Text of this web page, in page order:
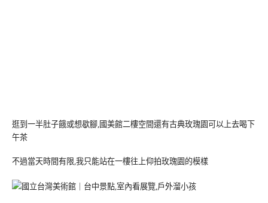
逛到一半肚子餓或想歇腳,國美館二樓空間還有古典玫瑰園可以上去喝下
午茶
不過當天時間有限,我只能站在一樓往上仰拍玫瑰園的模樣